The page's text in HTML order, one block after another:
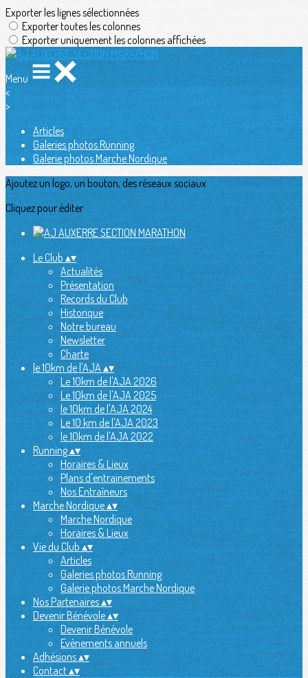
Exporter les lignes sélectionnées
Exporter toutes les colonnes
Exporter uniquement les colonnes affichées
Menu
<
>
Articles
Galeries photos Running
Galerie photos Marche Nordique
Ajoutez un logo, un bouton, des réseaux sociaux
Cliquez pour éditer
Le Club▴▾
Actualités
Présentation
Records du Club
Historique
Notre bureau
Newsletter
Charte
le 10km de l'AJA▴▾
Le 10km de l'AJA 2026
Le 10km de l'AJA 2025
le 10km de l'AJA 2024
Le 10 km de l'AJA 2023
le 10km de l'AJA 2022
Running▴▾
Horaires & Lieux
Plans d'entrainements
Nos Entraîneurs
Marche Nordique▴▾
Marche Nordique
Horaires & Lieux
Vie du Club▴▾
Articles
Galeries photos Running
Galerie photos Marche Nordique
Nos Partenaires▴▾
Devenir Bénévole▴▾
Devenir Bénévole
Evènements annuels
Adhésions▴▾
Contact▴▾